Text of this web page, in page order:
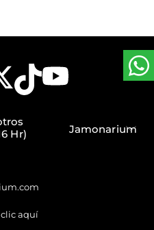
Hr)
aquí
Jamonarium